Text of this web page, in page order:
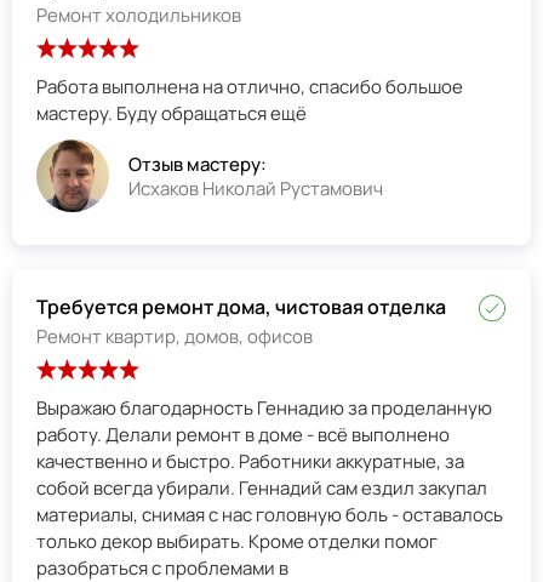
Ремонт холодильников
Работа выполнена на отлично, спасибо большое
мастеру. Буду обращаться ещё
Отзыв мастеру:
Исхаков Николай Рустамович
Требуется ремонт дома, чистовая отделка
Ремонт квартир, домов, офисов
Выражаю благодарность Геннадию за проделанную
работу. Делали ремонт в доме - всё выполнено
качественно и быстро. Работники аккуратные, за
собой всегда убирали. Геннадий сам ездил закупал
материалы, снимая с нас головную боль - оставалось
только декор выбирать. Кроме отделки помог
разобраться с проблемами в